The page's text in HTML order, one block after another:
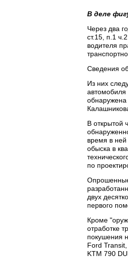
В деле
Через два
ст.15, п.1
водителя
Сведения
Из них
обнаружена
В открытой
время в
обыска в
по
двух
первого
Кроме
отработке
покушения
Ford
KTM 790